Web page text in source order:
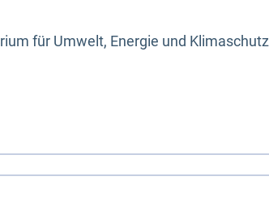
für Umwelt, Energie und Klimaschutz